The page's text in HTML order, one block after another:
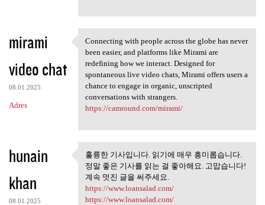
mirami
video chat
08.01.2025
Adres
Connecting with people across
Connecting with people across the globe has never
been easier, and platforms like Mirami are
redefining how we interact. Designed for
spontaneous live video chats, Mirami offers users a
chance to engage in organic, unscripted
conversations with strangers.
https://camround.com/mirami/
hunain
khan
08.01.2025
훌륭한 기사입니다. 읽기에 매우
흥미롭습니다. 정말
훌륭한 기사입니다. 읽기에 매우 흥미롭습니다.
정말 좋은 기사를 읽는 걸 좋아해요. 고맙습니다!
계속 멋진 글을 써주세요.
https://www.loansalad.com/
https://www.loansalad.com/